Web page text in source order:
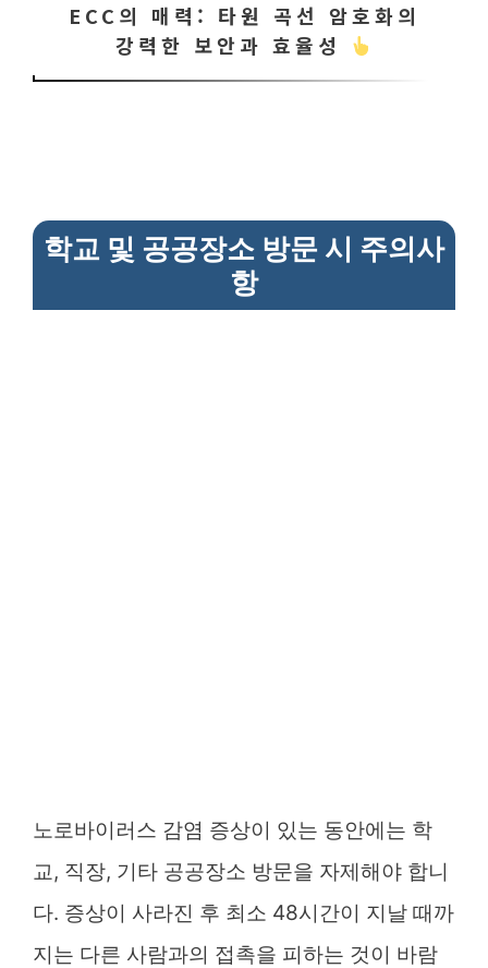
ECC의 매력: 타원 곡선 암호화의
강력한 보안과 효율성
학교 및 공공장소 방문 시 주의사
항
노로바이러스 감염 증상이 있는 동안에는 학
교, 직장, 기타 공공장소 방문을 자제해야 합니
다. 증상이 사라진 후 최소 48시간이 지날 때까
지는 다른 사람과의 접촉을 피하는 것이 바람